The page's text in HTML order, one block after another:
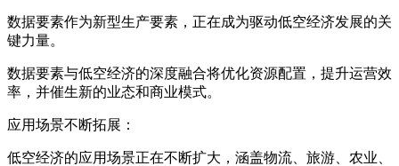
数据要素作为新型生产要素，正在成为驱动低空经济发展的关
键力量。
数据要素与低空经济的深度融合将优化资源配置，提升运营效
率，并催生新的业态和商业模式。
应用场景不断拓展：
低空经济的应用场景正在不断扩大，涵盖物流、旅游、农业、